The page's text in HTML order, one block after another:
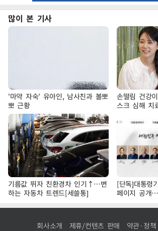
많이 본 기사
'마약 자숙' 유아인, 남사친과 볼뽀
뽀 근황
손떨림 건강
스크 심해 치
기름값 뛰자 친환경차 인기↑…변
하는 자동차 트렌드[세쓸통]
[단독]대통령
페이지 공개
회사소개 제휴/컨텐츠 판매 약관·정책